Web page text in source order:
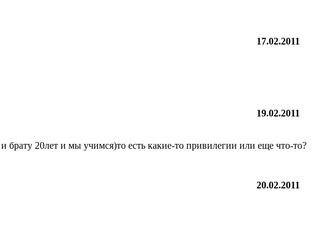
17.02.2011
19.02.2011
брату 20лет и мы учимся)то есть какие-то привилегии или еще что-то?
20.02.2011